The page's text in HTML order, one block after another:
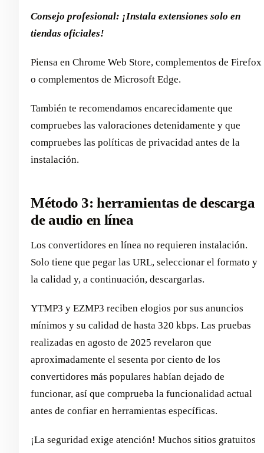
Consejo profesional: ¡Instala extensiones solo en
tiendas oficiales!
Piensa en Chrome Web Store, complementos de Firefox
o complementos de Microsoft Edge.
También te recomendamos encarecidamente que
compruebes las valoraciones detenidamente y que
compruebes las políticas de privacidad antes de la
instalación.
Método 3: herramientas de descarga
de audio en línea
Los convertidores en línea no requieren instalación.
Solo tiene que pegar las URL, seleccionar el formato y
la calidad y, a continuación, descargarlas.
YTMP3 y EZMP3 reciben elogios por sus anuncios
mínimos y su calidad de hasta 320 kbps. Las pruebas
realizadas en agosto de 2025 revelaron que
aproximadamente el sesenta por ciento de los
convertidores más populares habían dejado de
funcionar, así que comprueba la funcionalidad actual
antes de confiar en herramientas específicas.
¡La seguridad exige atención! Muchos sitios gratuitos